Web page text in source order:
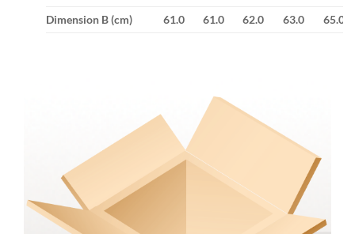
Dimension B (cm)
61.0 61.0 62.0 63.0 65.0